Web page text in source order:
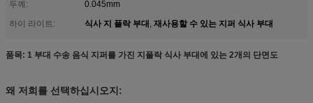
두께:
0.045mm
하이 라이트:
식사 지 플락 부대, 재사용할 수 있는 지퍼 식사 부대
품목: 1 부대 수송 음식 지퍼를 가진 지플락 식사 부대에 있는 2개의 단면도
왜 저희를 선택하십시오지: